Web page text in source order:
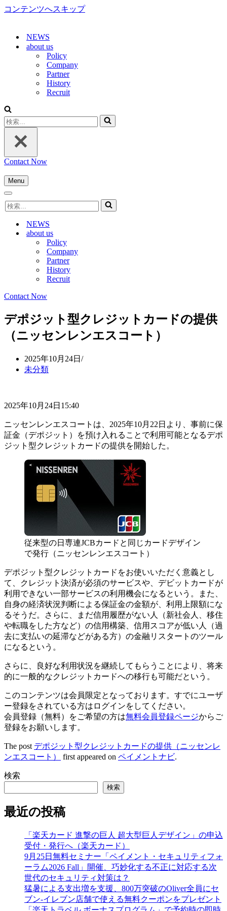
コンテンツへスキップ
NEWS
about us
Policy
Company
Partner
History
Recruit
検
索...
Contact Now
Menu
ナ
ゲ
シ
ョ
ナ
ビ
検
索...
NEWS
about us
Policy
Company
Partner
History
Recruit
Contact Now
デポジット型クレジットカードの提供
（ニッセンレンエスコート）
2025年10月24日
未分類
2025年10月24日15:40
ニッセンレンエスコートは、2025年10月22日より、事前に保
証金（デポジット）を預け入れることで利用可能となるデポ
ジット型クレジットカードの提供を開始した。
従来型の日専連JCBカードと同じカードデザイン
で発行（ニッセンレンエスコート）
デポジット型クレジットカードをお使いいただく意義とし
て、クレジット決済が必須のサービスや、デビットカードが
利用できない一部サービスの利用機会になるという。また、
自身の経済状況判断による保証金の金額が、利用上限額にな
るそうだ。さらに、まだ信用履歴がない人（新社会人、移住
や転職をした方など）の信用構築、信用スコアが低い人（過
去に支払いの延滞などがある方）の金融リスタートのツール
になるという。
さらに、良好な利用状況を継続してもらうことにより、将来
的に一般的なクレジットカードへの移行も可能だという。
このコンテンツは会員限定となっております。すでにユーザ
ー登録をされている方はログインをしてください。
会員登録（無料）をご希望の方は無料会員登録ページからご
登録をお願いします。
The post デポジット型クレジットカードの提供（ニッセンレ
ンエスコート）
first appeared on ペイメントナビ.
検索
検索
最近の投稿
「楽天カード 進撃の巨人 超大型巨人デザイン」の申込
受付・発行へ（楽天カード）
9月25日無料セミナー「ペイメント・セキュリティフォ
ーラム2026 Fall」開催、巧妙化する不正に対応する次
世代のセキュリティ対策は？
猛暑による支出増を支援、800万突破のOliver全員にセ
ブン‐イレブン店舗で使える無料クーポンをプレゼント